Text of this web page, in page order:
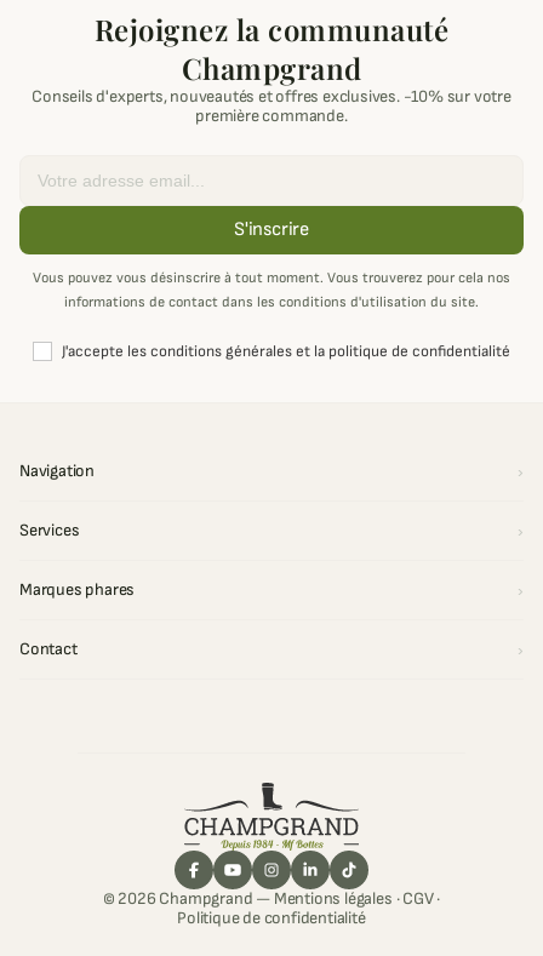
Rejoignez la communauté
Champgrand
Conseils d'experts, nouveautés et offres exclusives. -10% sur votre
première commande.
S'inscrire
Vous pouvez vous désinscrire à tout moment. Vous trouverez pour cela nos
informations de contact dans les conditions d'utilisation du site.
J'accepte les conditions générales et la politique de confidentialité
Navigation
Services
Marques phares
Contact
© 2026 Champgrand — Mentions légales ·CGV·
Politique de confidentialité